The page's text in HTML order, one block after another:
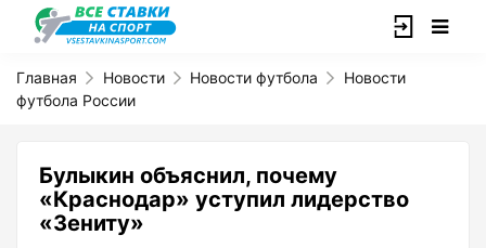
Главная Новости Новости футбола
Новости
футбола России
Булыкин объяснил, почему
«Краснодар» уступил лидерство
«Зениту»